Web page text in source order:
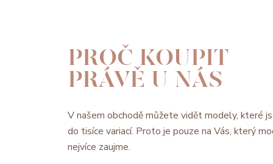
PROČ KOUPIT
PRÁVĚ U NÁS
V našem obchodě můžete vidět modely, které
do tisíce variací. Proto je pouze na Vás, který
nejvíce zaujme.